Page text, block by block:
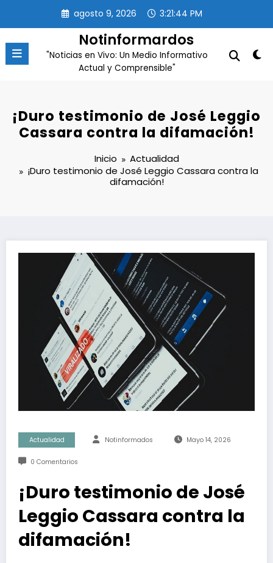
contenido
agosto 9, 2026 3:21:44 PM
Notinformardos
"Noticias en Vivo: Un Medio Informativo
Actual y Comprensible"
¡Duro testimonio de José Leggio
Cassara contra la difamación!
Inicio
Actualidad
¡Duro testimonio de José Leggio Cassara contra la
difamación!
Actualidad Notinformados Mayo 14, 2026
0 Comentarios
¡Duro testimonio de José
Leggio Cassara contra la
difamación!